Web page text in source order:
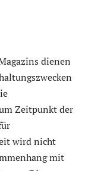
dienen
Zeitpunkt der
wird nicht
mit